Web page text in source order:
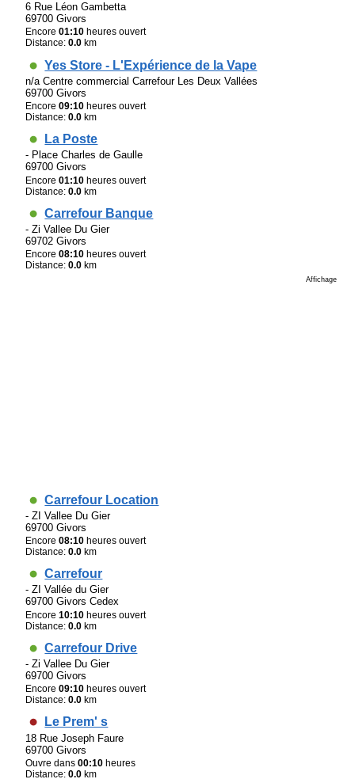
6 Rue Léon Gambetta
69700 Givors
Encore01:10 heures ouvert
Distance:0.0 km
Yes Store - L'Expérience de la Vape
n/a Centre commercial Carrefour Les Deux Vallées
69700 Givors
Encore09:10 heures ouvert
Distance:0.0 km
La Poste
- Place Charles de Gaulle
69700 Givors
Encore01:10 heures ouvert
Distance:0.0 km
Carrefour Banque
- Zi Vallee Du Gier
69702 Givors
Encore08:10 heures ouvert
Distance:0.0 km
Affichage
Carrefour Location
- ZI Vallee Du Gier
69700 Givors
Encore08:10 heures ouvert
Distance:0.0 km
Carrefour
- ZI Vallée du Gier
69700 Givors Cedex
Encore10:10 heures ouvert
Distance:0.0 km
Carrefour Drive
- Zi Vallee Du Gier
69700 Givors
Encore09:10 heures ouvert
Distance:0.0 km
Le Prem' s
18 Rue Joseph Faure
69700 Givors
Ouvre dans00:10 heures
Distance:0.0 km